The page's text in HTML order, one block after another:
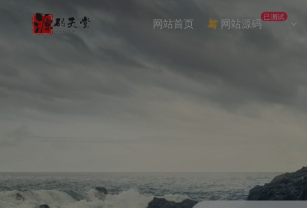
网站首页 网站源码已测试